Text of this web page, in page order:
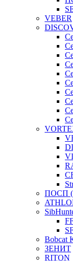
VEBER
ПОСП
Bobcat
ЗЕНИТ
RITON